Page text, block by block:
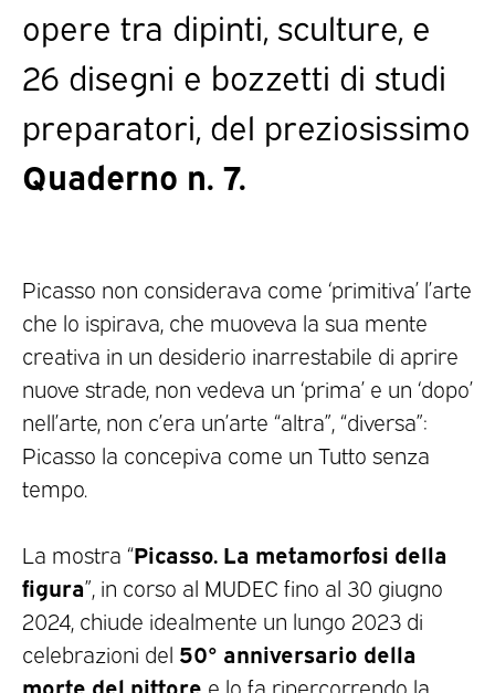
opere tra dipinti, sculture, e
26 disegni e bozzetti di studi
preparatori, del preziosissimo
Quaderno n. 7.
Picasso non considerava come ‘primitiva’ l’arte
che lo ispirava, che muoveva la sua mente
creativa in un desiderio inarrestabile di aprire
nuove strade, non vedeva un ‘prima’ e un ‘dopo’
nell’arte, non c’era un’arte “altra”, “diversa”:
Picasso la concepiva come un Tutto senza
tempo.
La mostra “Picasso. La metamorfosi della
figura”, in corso al MUDEC fino al 30 giugno
2024, chiude idealmente un lungo 2023 di
celebrazioni del 50° anniversario della
morte del pittore e lo fa ripercorrendo la